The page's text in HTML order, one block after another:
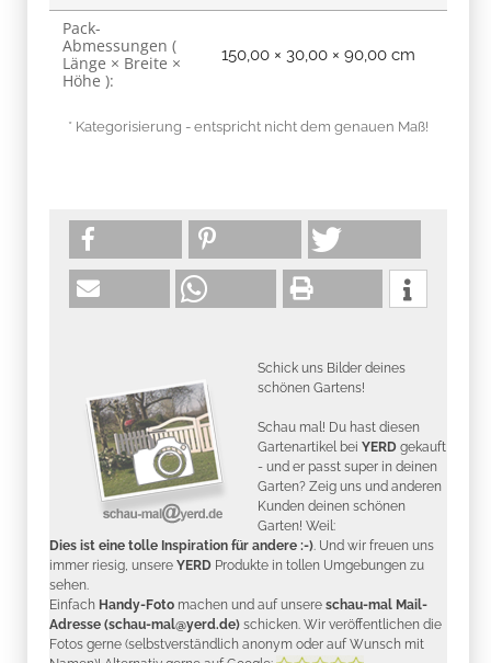
Pack-
Abmessungen (
Länge × Breite ×
Höhe ):
150,00 × 30,00 × 90,00 cm
* Kategorisierung - entspricht nicht dem genauen Maß!
Schick uns Bilder deines
schönen Gartens!
Schau mal! Du hast diesen
Gartenartikel bei YERD gekauft
- und er passt super in deinen
Garten? Zeig uns und anderen
Kunden deinen schönen
Garten! Weil:
Dies ist eine tolle Inspiration für andere :-) . Und wir freuen uns
immer riesig, unsere YERD Produkte in tollen Umgebungen zu
sehen.
Einfach Handy-Foto machen und auf unsere schau-mal Mail-
Adresse (schau-mal@yerd.de) schicken. Wir veröffentlichen die
Fotos gerne (selbstverständlich anonym oder auf Wunsch mit